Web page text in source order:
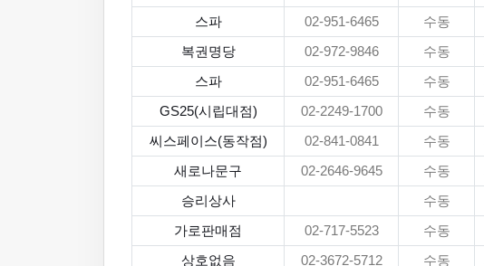
스파 02-951-6465 수동
복권명당 02-972-9846 수동
스파 02-951-6465 수동
GS25(시립대점) 02-2249-1700 수동
씨스페이스(동작점) 02-841-0841 수동
새로나문구 02-2646-9645 수동
승리상사 수동
가로판매점 02-717-5523 수동
상호없음 02-3672-5712 수동